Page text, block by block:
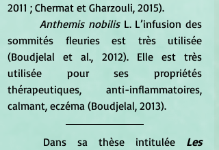
2011 ; Chermat et Gharzouli, 2015).
Anthemis nobilis L. L’infusion des
sommités fleuries est très utilisée
(Boudjelal et al., 2012). Elle est très
utilisée pour ses propriétés
thérapeutiques, anti-inflammatoires,
calmant, eczéma (Boudjelal, 2013).
Dans sa thèse intitulée Les